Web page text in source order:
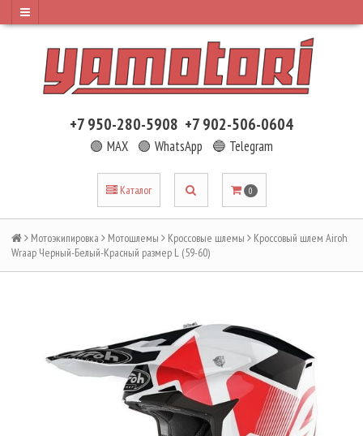
+7 950-280-5908 +7 902-506-0604
🟢 MAX 🟢 WhatsApp 🔵 Telegram
Каталог 0
Мотоэкипировка Мотошлемы Кроссовые шлемы
Кроссовый шлем Airoh
Wraap Черный-Белый-Красный размер L (59-60)